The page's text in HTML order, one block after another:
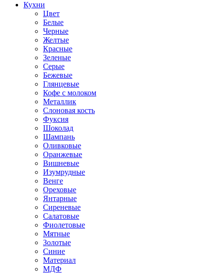
Кухни
Цвет
Белые
Черные
Желтые
Красные
Зеленые
Серые
Бежевые
Глянцевые
Кофе с молоком
Металлик
Слоновая кость
Фуксия
Шоколад
Шампань
Оливковые
Оранжевые
Вишневые
Изумрудные
Венге
Ореховые
Янтарные
Сиреневые
Салатовые
Фиолетовые
Мятные
Золотые
Синие
Материал
МДФ